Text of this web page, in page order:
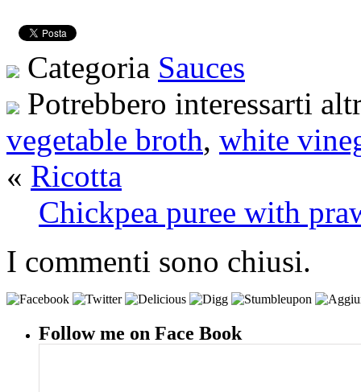
Categoria Sauces
Potrebbero interessarti
vegetable broth, white
« Ricotta
Chickpea puree with
I commenti sono chiusi.
Follow me on Face Book